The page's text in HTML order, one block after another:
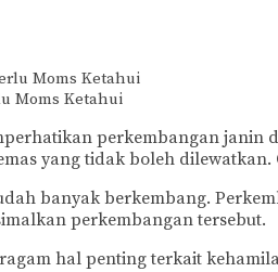
Moms Ketahui
perkembangan
yang tidak boleh
banyak berkembang.
perkembangan tersebut.
hal penting terkait